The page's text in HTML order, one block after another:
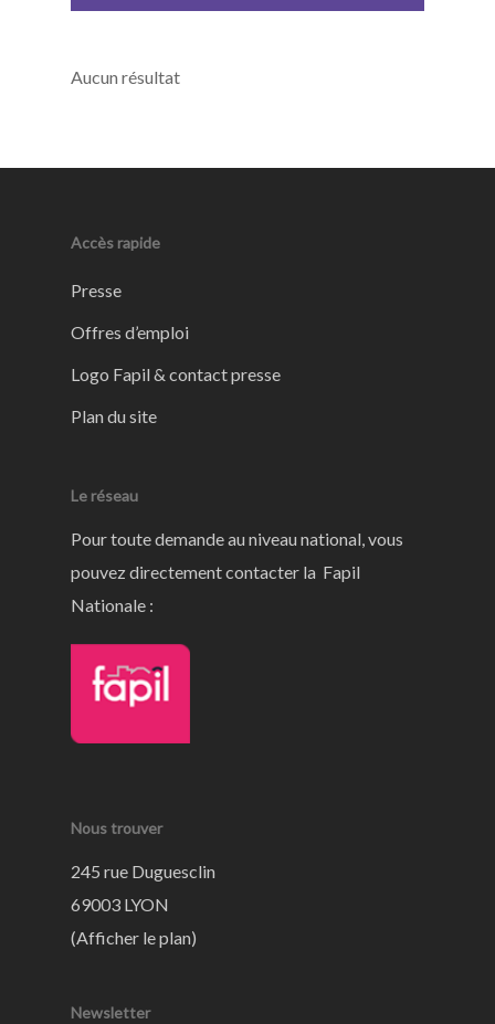
Aucun résultat
Accès rapide
Presse
Offres d’emploi
Logo Fapil & contact presse
Plan du site
Le réseau
Pour toute demande au niveau national, vous
pouvez directement contacter la Fapil
Nationale :
Nous trouver
245 rue Duguesclin
69003 LYON
(Afficher le plan)
Newsletter